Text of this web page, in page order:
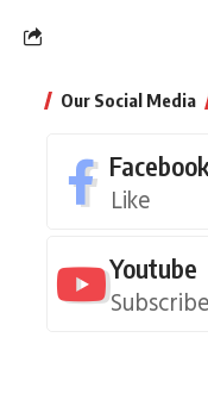
Our Social Media
Like
Youtube
Subscribe